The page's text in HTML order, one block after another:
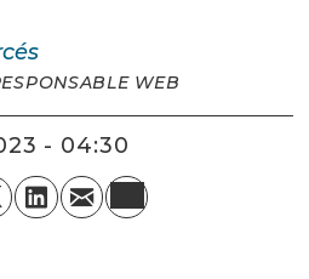
WEB
- 04:30